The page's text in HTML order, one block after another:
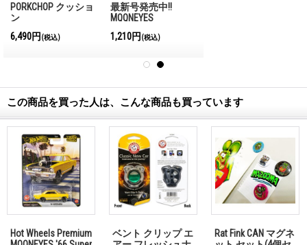
PORKCHOP クッショ
ン
6,490円 (税込)
最新号発売中!!
MQQNEYES
Magazine No.28 2026
1,210円 (税込)
この商品を買った人は、こんな商品も買っています
Hot Wheels Premium
ベント クリップ エ
Rat Fink CAN マグネ